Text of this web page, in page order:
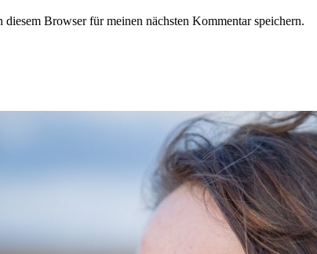
Browser für meinen nächsten Kommentar speichern.